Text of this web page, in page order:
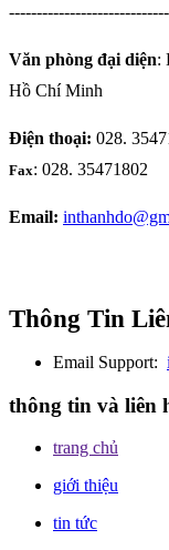
Văn phòng đại diện:
Hồ Chí Minh
Điện thoại: 028.
Fax: 028. 35471802
Email:
Thông Tin
Email Support:
thông tin và liên
trang chủ
giới thiệu
tin tức